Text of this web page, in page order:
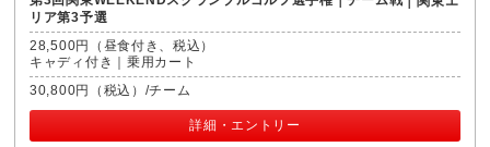
リア第3予選
28,500円（昼食付き、税込）
キャディ付き｜乗用カート
30,800円（税込）/チーム
詳細・エントリー